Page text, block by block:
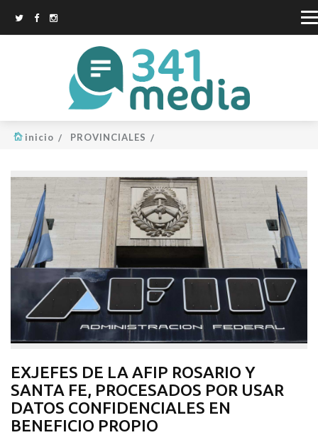
inicio PROVINCIALES
EXJEFES DE LA AFIP ROSARIO Y
SANTA FE, PROCESADOS POR USAR
DATOS CONFIDENCIALES EN
BENEFICIO PROPIO